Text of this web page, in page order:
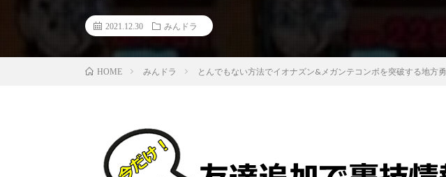
2021.12.30 みんドラ
HOME みんドラ とんでもない方法でイオナズン&メガンテコンボを突破する地方